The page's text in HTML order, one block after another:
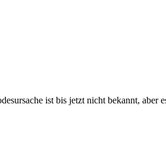
ist bis jetzt nicht bekannt, aber